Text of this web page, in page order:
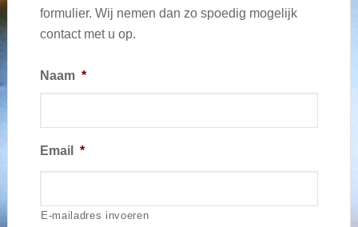
formulier. Wij nemen dan zo spoedig mogelijk
contact met u op.
Naam *
Email *
E-mailadres invoeren